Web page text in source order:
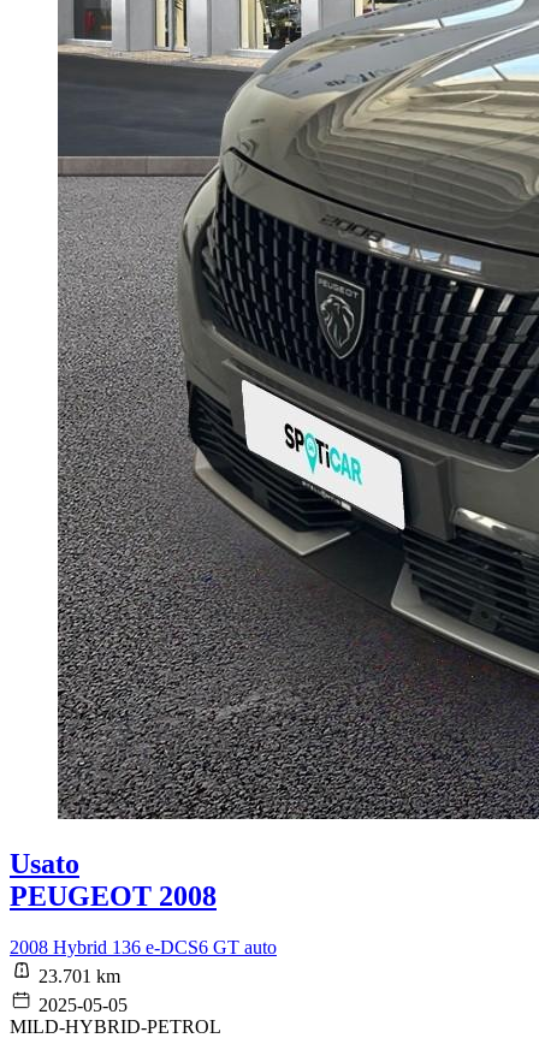
Usato
PEUGEOT 2008
2008 Hybrid 136 e-DCS6 GT auto
23.701 km
2025-05-05
MILD-HYBRID-PETROL